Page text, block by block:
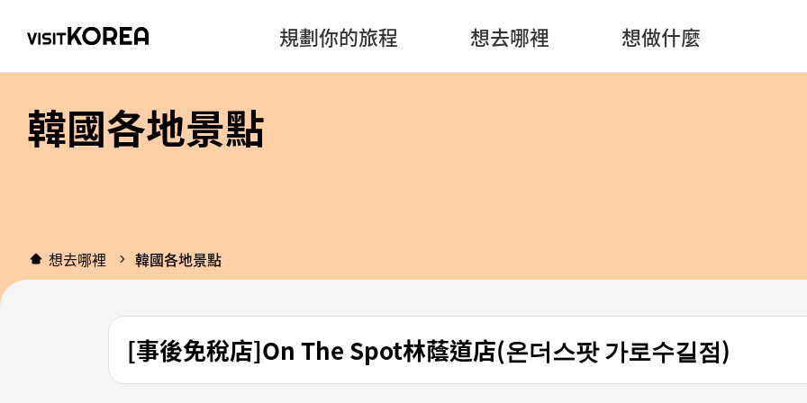
規劃你的旅程 想去哪裡 想做什麼
韓國各地景點
想去哪裡 韓國各地景點
[事後免稅店]On The Spot林蔭道店(온더스팟 가로수길점)